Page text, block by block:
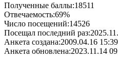
Полученные баллы:18511
Отвечаемость:69%
Число посещений:14526
Посещал последний раз:
Анкета создана:2009.04.16 15:39
Анкета обновлена:2023.11.14